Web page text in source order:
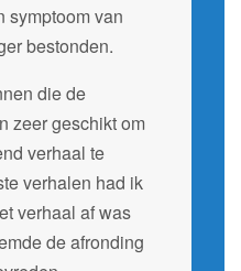
symptoom van
bestonden.
die de
zeer geschikt om
verhaal te
verhalen had ik
verhaal af was
de afronding